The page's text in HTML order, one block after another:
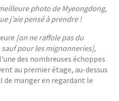
photo de Myeongdong,
j’aie pensé à prendre !
[on ne raffole pas du
pour les mignonneries],
des nombreuses échoppes
au premier étage, au-dessus
de manger en regardant le